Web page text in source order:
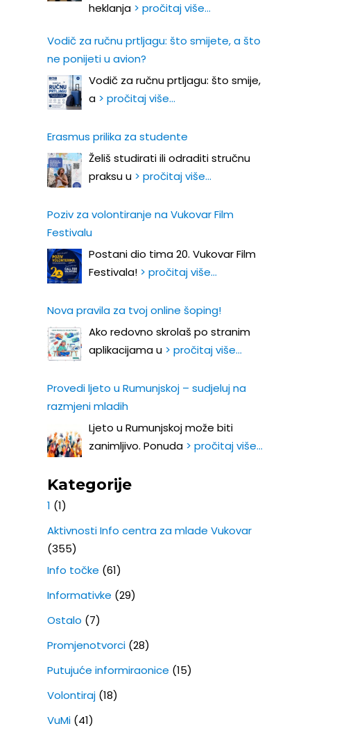
heklanja > pročitaj više…
Vodič za ručnu prtljagu: što smijete, a što
ne ponijeti u avion?
Vodič za ručnu prtljagu: što smije,
a > pročitaj više…
Erasmus prilika za studente
Želiš studirati ili odraditi stručnu
praksu u > pročitaj više…
Poziv za volontiranje na Vukovar Film
Festivalu
Postani dio tima 20. Vukovar Film
Festivala! > pročitaj više…
Nova pravila za tvoj online šoping!
Ako redovno skrolaš po stranim
aplikacijama u > pročitaj više…
Provedi ljeto u Rumunjskoj – sudjeluj na
razmjeni mladih
Ljeto u Rumunjskoj može biti
zanimljivo. Ponuda > pročitaj više…
Kategorije
1 (1)
Aktivnosti Info centra za mlade Vukovar
(355)
Info točke (61)
Informativke (29)
Ostalo (7)
Promjenotvorci(28)
Putujuće informiraonice (15)
Volontiraj(18)
VuMi(41)